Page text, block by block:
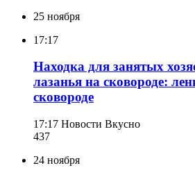
25 ноября
17:17
Находка для занятых
лазанья на сковороде:
сковороде
17:17 Новости Вкусно
437
24 ноября